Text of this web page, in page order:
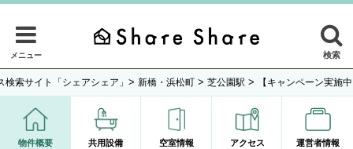
メニュー 検索
検索サイト「シェアシェア」 > 新橋・浜松町 > 芝公園駅 > 【キャンペーン実施
物件概要 共用設備 空室情報 アクセス 運営者情報